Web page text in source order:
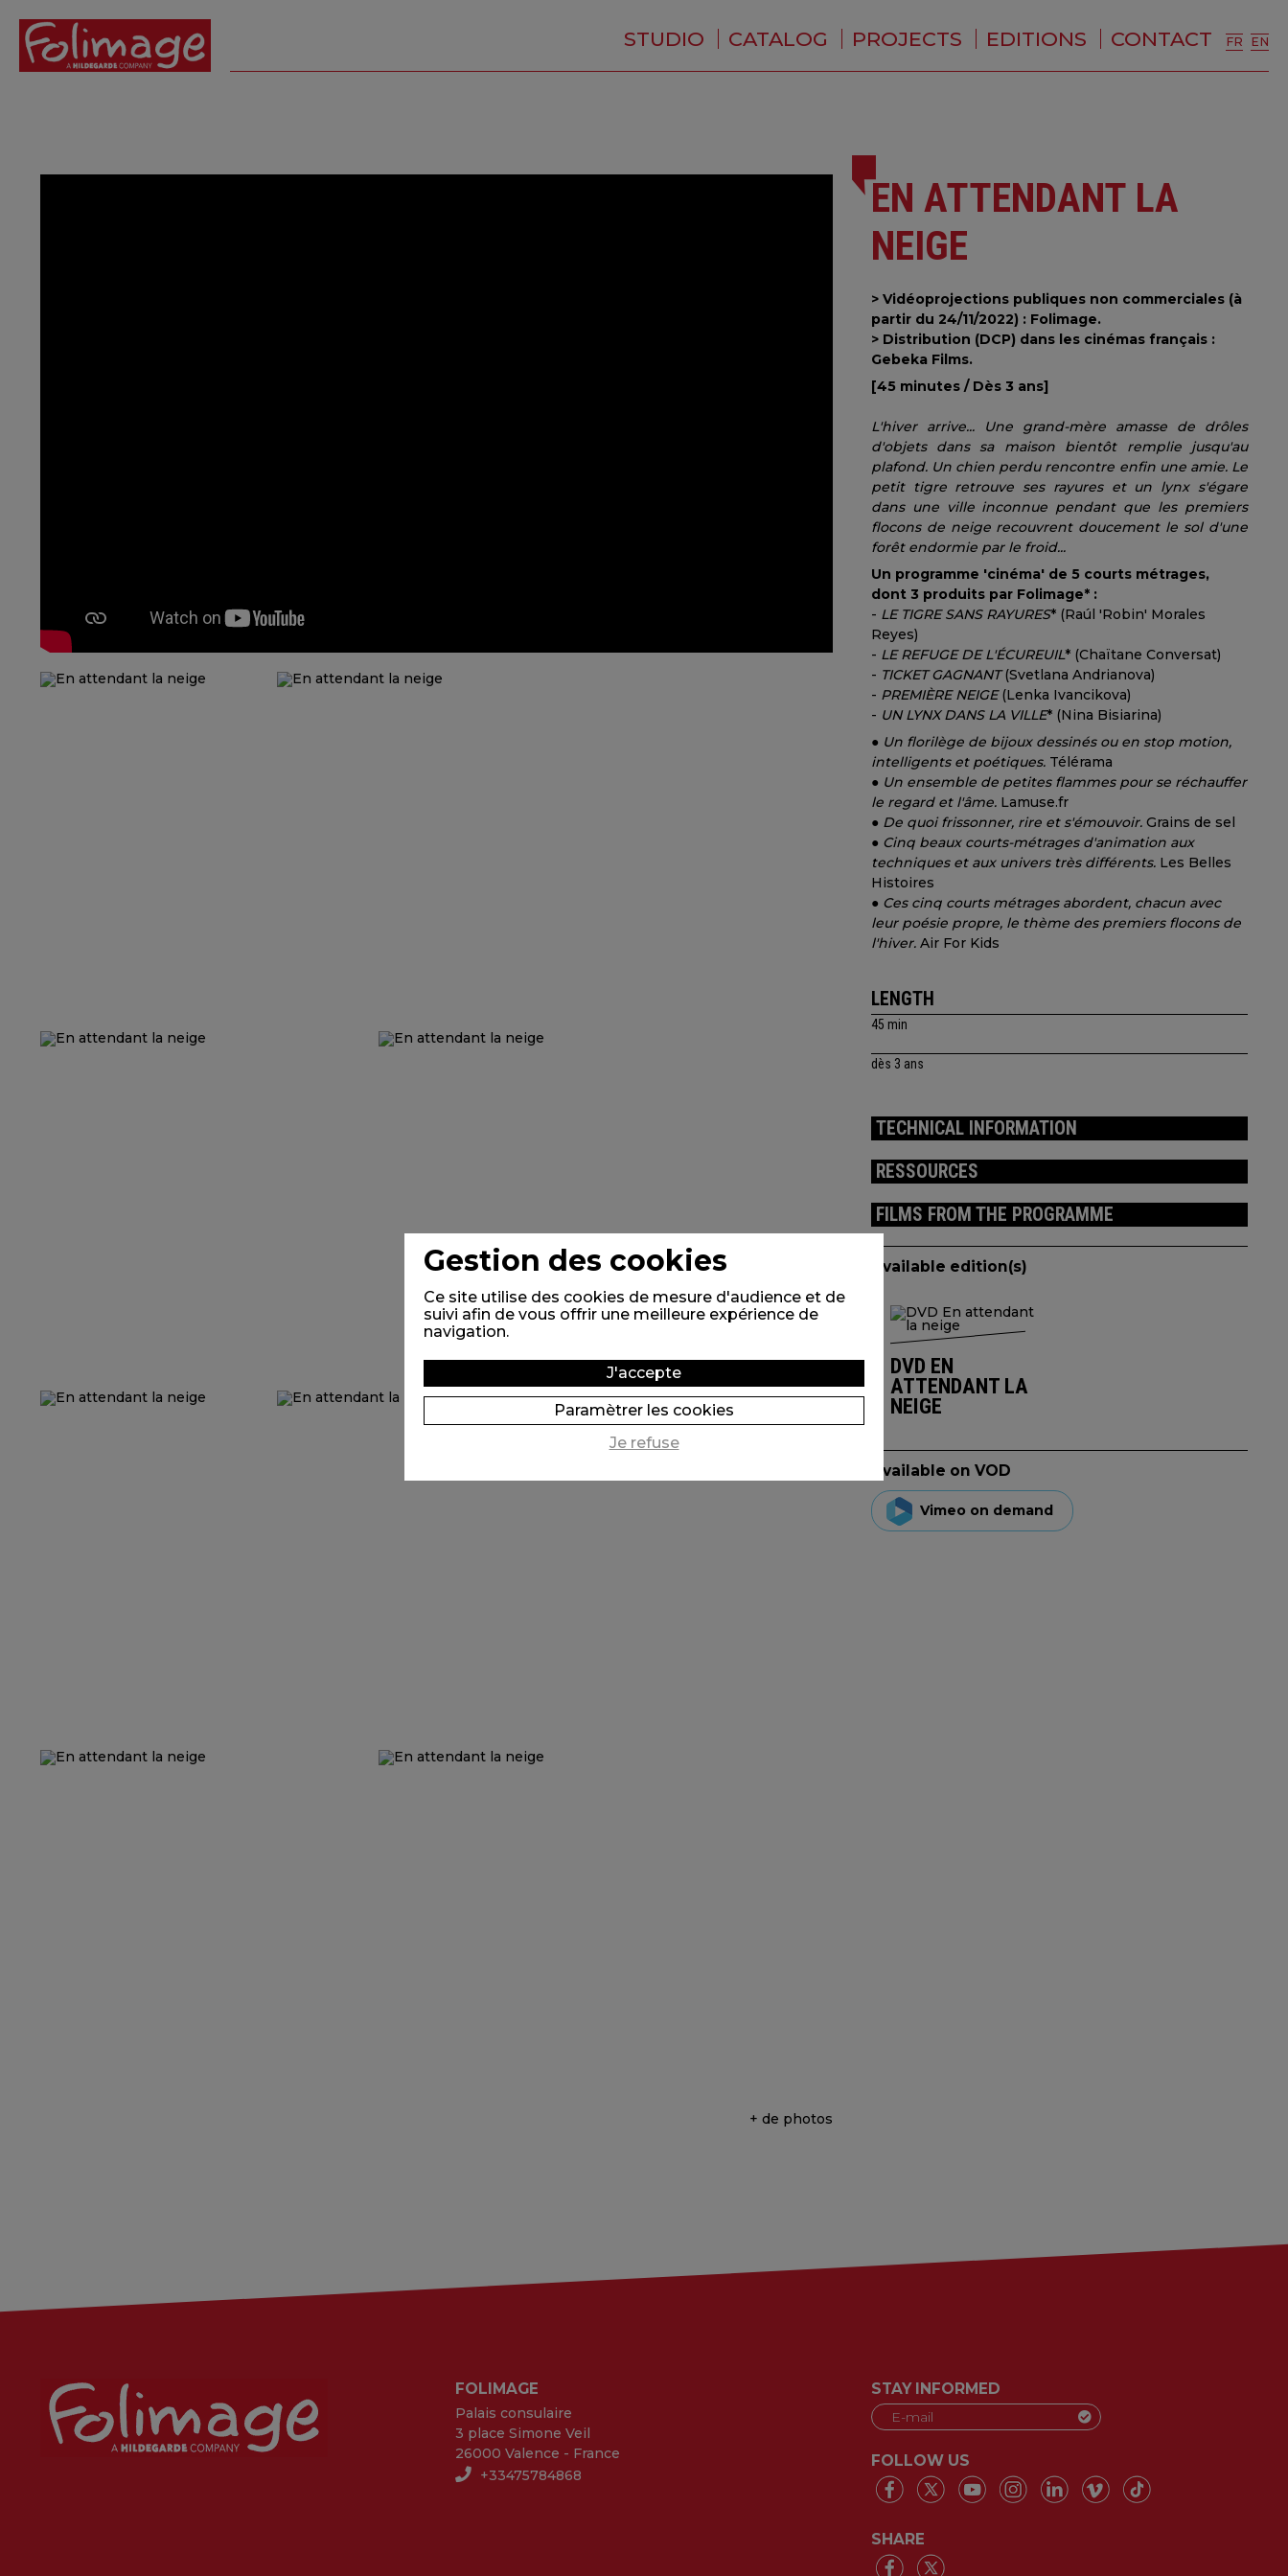
STUDIO
WHO ARE WE ?
CATALOG PROJECTS EDITIONS CONTACT FR EN
EN ATTENDANT LA
NEIGE
> Vidéoprojections publiques non commerciales (à
partir du 24/11/2022) : Folimage.
> Distribution (DCP) dans les cinémas français :
Gebeka Films.
[45 minutes / Dès 3 ans]
L'hiver arrive... Une grand-mère amasse de drôles
d'objets dans sa maison bientôt remplie jusqu'au
plafond. Un chien perdu rencontre enfin une amie. Le
petit tigre retrouve ses rayures et un lynx s'égare
dans une ville inconnue pendant que les premiers
flocons de neige recouvrent doucement le sol d'une
forêt endormie par le froid...
Un programme 'cinéma' de 5 courts métrages,
dont 3 produits par Folimage* :
- LE TIGRE SANS RAYURES* (Raúl 'Robin' Morales
Reyes)
- LE REFUGE DE L'ÉCUREUIL* (Chaïtane Conversat)
- TICKET GAGNANT(Svetlana Andrianova)
- PREMIÈRE NEIGE(Lenka Ivancikova)
- UN LYNX DANS LA VILLE* (Nina Bisiarina)
● Un florilège de bijoux dessinés ou en stop motion,
intelligents et poétiques.Télérama
● Un ensemble de petites flammes pour se réchauffer
le regard et l'âme. Lamuse.fr
● De quoi frissonner, rire et s'émouvoir.Grains de sel
● Cinq beaux courts-métrages d'animation aux
techniques et aux univers très différents.Les Belles
Histoires
● Ces cinq courts métrages abordent, chacun avec
leur poésie propre, le thème des premiers flocons de
l'hiver. Air For Kids
LENGTH
45 min
dès 3 ans
TECHNICAL INFORMATION
RESSOURCES
FILMS FROM THE PROGRAMME
Available edition(s)
DVD EN
ATTENDANT LA
NEIGE
Available on VOD
Vimeo on demand
+ de photos
FOLIMAGE
Palais consulaire
3 place Simone Veil
26000 Valence - France
+33475784868
STAY INFORMED
FOLLOW US
SHARE
Gestion des cookies
Ce site utilise des cookies de mesure d'audience et de
suivi afin de vous offrir une meilleure expérience de
navigation.
J'accepte
Paramètrer les cookies
Je refuse